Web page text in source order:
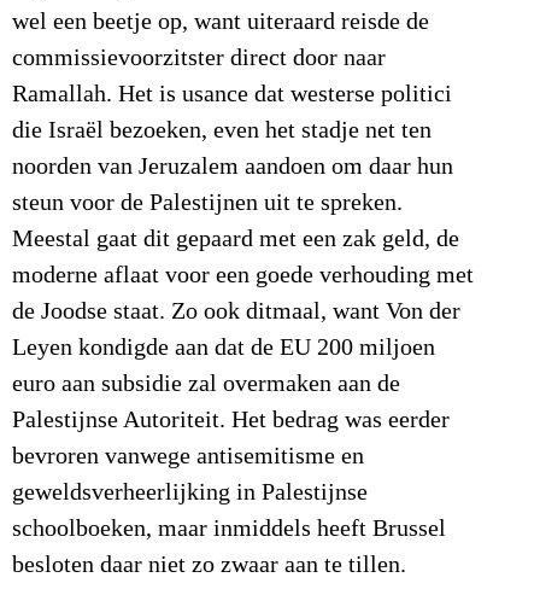
wel een beetje op, want uiteraard reisde de
commissievoorzitster direct door naar
Ramallah. Het is usance dat westerse politici
die Israël bezoeken, even het stadje net ten
noorden van Jeruzalem aandoen om daar hun
steun voor de Palestijnen uit te spreken.
Meestal gaat dit gepaard met een zak geld, de
moderne aflaat voor een goede verhouding met
de Joodse staat. Zo ook ditmaal, want Von der
Leyen kondigde aan dat de EU 200 miljoen
euro aan subsidie zal overmaken aan de
Palestijnse Autoriteit. Het bedrag was eerder
bevroren vanwege antisemitisme en
geweldsverheerlijking in Palestijnse
schoolboeken, maar inmiddels heeft Brussel
besloten daar niet zo zwaar aan te tillen.